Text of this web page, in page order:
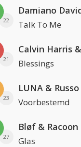
22
Damiano
Talk To Me
21
Calvin Harris
Blessings
23
LUNA & Russo
Voorbestemd
27
Bløf & Racoon
Glas